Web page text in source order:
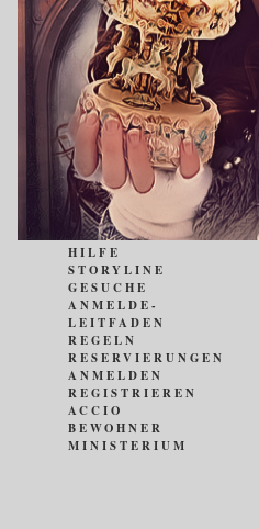
HILFE
STORYLINE
GESUCHE
ANMELDE-
LEITFADEN
REGELN
RESERVIERUNGEN
ANMELDEN
REGISTRIEREN
ACCIO
BEWOHNER
MINISTERIUM